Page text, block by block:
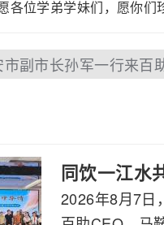
位学弟学妹们，愿你们
市副市长孙军一行来百
同饮一江水
2026年8月7日